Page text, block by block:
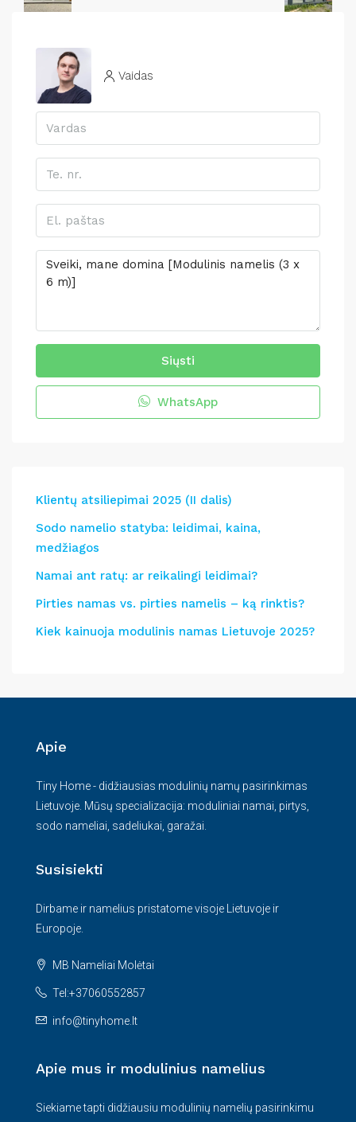
Vaidas
Siųsti
WhatsApp
Klientų atsiliepimai 2025 (II dalis)
Sodo namelio statyba: leidimai, kaina,
medžiagos
Namai ant ratų: ar reikalingi leidimai?
Pirties namas vs. pirties namelis – ką rinktis?
Kiek kainuoja modulinis namas Lietuvoje 2025?
Apie
Tiny Home - didžiausias modulinių namų pasirinkimas
Lietuvoje. Mūsų specializacija: moduliniai namai, pirtys,
sodo nameliai, sadeliukai, garažai.
Susisiekti
Dirbame ir namelius pristatome visoje Lietuvoje ir
Europoje.
MB Nameliai Molėtai
Tel:+37060552857
info@tinyhome.lt
Apie mus ir modulinius namelius
Siekiame tapti didžiausiu modulinių namelių pasirinkimu